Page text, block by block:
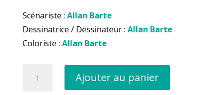
Scénariste : Allan Barte
Dessinatrice / Dessinateur : Allan Barte
Coloriste : Allan Barte
Ajouter au panier